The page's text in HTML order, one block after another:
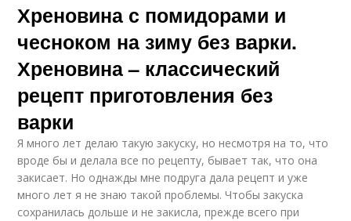
Хреновина с помидорами и
чесноком на зиму без варки.
Хреновина – классический
рецепт приготовления без
варки
Я много лет делаю такую закуску, но несмотря на то, что
вроде бы и делала все по рецепту, бывает так, что она
закисает. Но однажды мне подруга дала рецепт и уже
много лет я не знаю такой проблемы. Чтобы закуска
сохранилась дольше и не закисла, прежде всего при